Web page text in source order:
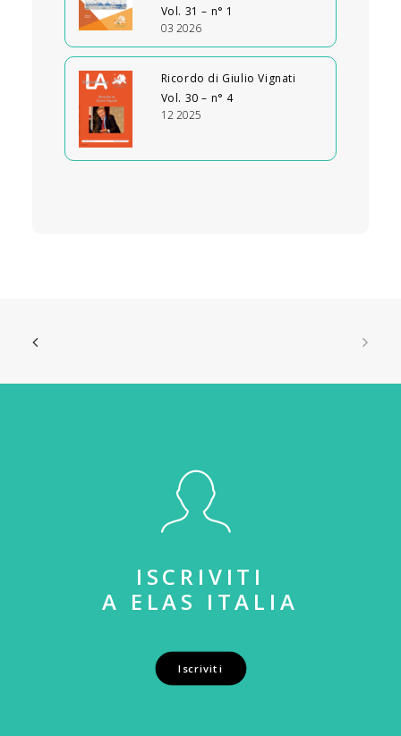
Vol. 31 – n° 1
03 2026
Ricordo di Giulio Vignati
Vol. 30 – n° 4
12 2025
ISCRIVITI
A ELAS ITALIA
Iscriviti